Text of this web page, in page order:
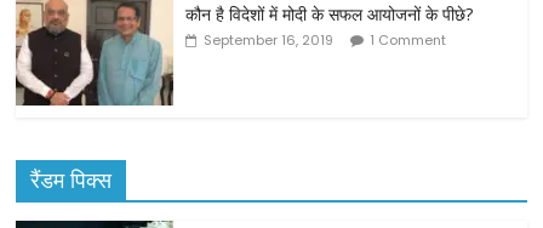
कौन है विदेशों में मोदी के सफल आयोजनों के पीछे?
September 16, 2019 1 Comment
रैंडम पिक्स